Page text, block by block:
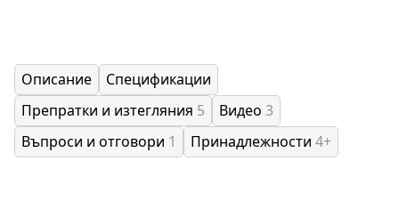
Описание
Спецификации
Препратки и изтегляния 5 Видео 3
Въпроси и отговори 1 Принадлежности 4+